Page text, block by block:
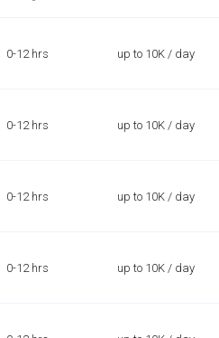
0-12 hrs up to 10K / day
0-12 hrs up to 10K / day
0-12 hrs up to 10K / day
0-12 hrs up to 10K / day